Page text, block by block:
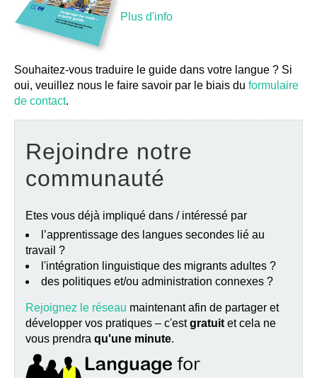
Plus d'info
Souhaitez-vous traduire le guide dans votre langue ? Si
oui, veuillez nous le faire savoir par le biais du formulaire
de contact.
Rejoindre notre
communauté
Etes vous déjà impliqué dans / intéressé par
l’apprentissage des langues secondes lié au
travail ?
l'intégration linguistique des migrants adultes ?
des politiques et/ou administration connexes ?
Rejoignez le réseau maintenant afin de partager et
développer vos pratiques – c'estgratuit et cela ne
vous prendra qu'une minute.